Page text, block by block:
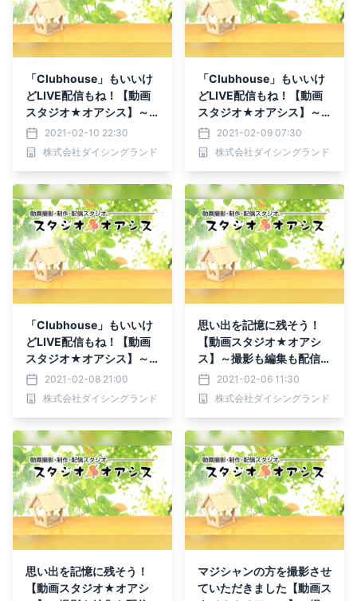
「Clubhouse」もいいけ
どLIVE配信もね！【動画
スタジオ★オアシス】～
撮影も編集も配信も～
2021-02-10 22:30
株式会社ダイシングランド
「Clubhouse」もいいけ
どLIVE配信もね！【動画
スタジオ★オアシス】～
撮影も編集も配信も～
2021-02-09 07:30
株式会社ダイシングランド
「Clubhouse」もいいけ
どLIVE配信もね！【動画
スタジオ★オアシス】～
撮影も編集も配信も～
2021-02-08 21:00
株式会社ダイシングランド
思い出を記憶に残そう！
【動画スタジオ★オアシ
ス】～撮影も編集も配信も
～
2021-02-06 11:30
株式会社ダイシングランド
思い出を記憶に残そう！
【動画スタジオ★オアシ
マジシャンの方を撮影させ
ていただきました【動画ス